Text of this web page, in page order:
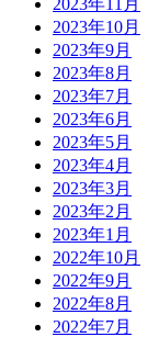
2023年10月
2023年9月
2023年8月
2023年7月
2023年6月
2023年5月
2023年4月
2023年3月
2023年2月
2023年1月
2022年10月
2022年9月
2022年8月
2022年7月